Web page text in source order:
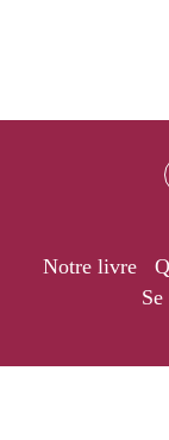
Notre livre